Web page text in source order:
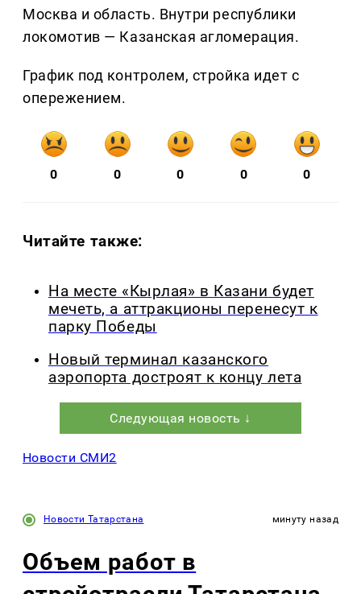
Москва и область. Внутри республики
локомотив — Казанская агломерация.
График под контролем, стройка идет с
опережением.
0 0 0 0 0
Читайте также:
На месте «Кырлая» в Казани будет
мечеть, а аттракционы перенесут к
парку Победы
Новый терминал казанского
аэропорта достроят к концу лета
Следующая новость ↓
Новости СМИ2
Новости Татарстана минуту назад
Объем работ в